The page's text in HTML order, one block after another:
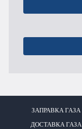
ЗАПРАВКА ГАЗА
ДОСТАВКА ГАЗА